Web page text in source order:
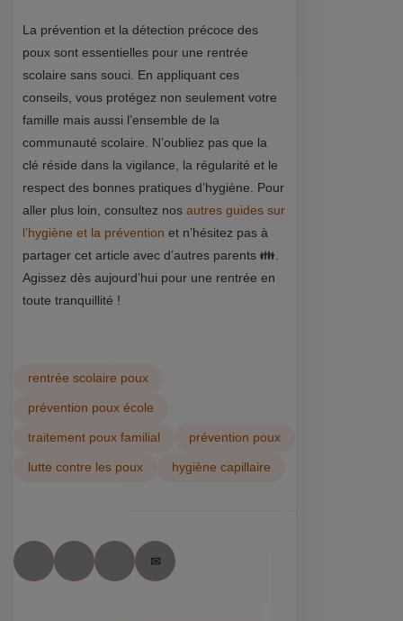
La prévention et la détection précoce des
poux sont essentielles pour une rentrée
scolaire sans souci. En appliquant ces
conseils, vous protégez non seulement votre
famille mais aussi l’ensemble de la
communauté scolaire. N’oubliez pas que la
clé réside dans la vigilance, la régularité et le
respect des bonnes pratiques d’hygiène. Pour
aller plus loin, consultez nos autres guides sur
l’hygiène et la prévention et n’hésitez pas à
partager cet article avec d’autres parents 👪.
Agissez dès aujourd’hui pour une rentrée en
toute tranquillité !
rentrée scolaire poux
prévention poux école
traitement poux familial prévention poux
lutte contre les poux hygiène capillaire